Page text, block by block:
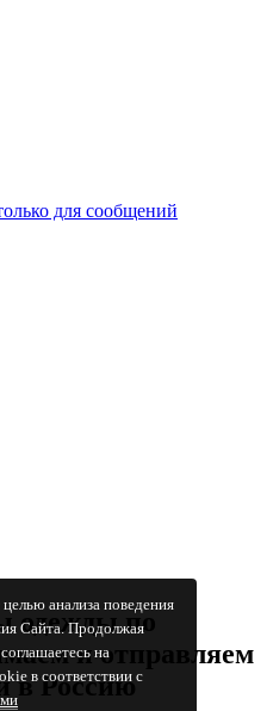
анализа поведения
Сайта. Продолжая
на
в соответствии с
для сообщений
одежды по
и отправляем
в Россию